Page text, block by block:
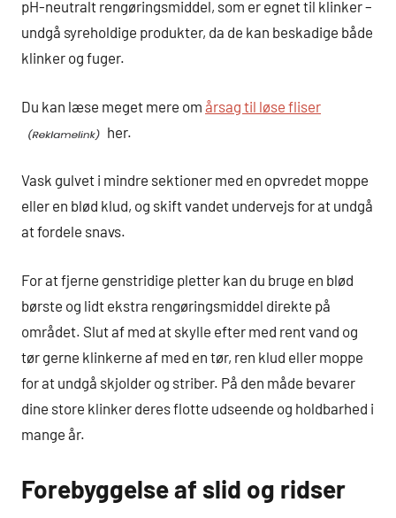
pH-neutralt rengøringsmiddel, som er egnet til klinker –
undgå syreholdige produkter, da de kan beskadige både
klinker og fuger.
Du kan læse meget mere om årsag til løse fliser
her.
Vask gulvet i mindre sektioner med en opvredet moppe
eller en blød klud, og skift vandet undervejs for at undgå
at fordele snavs.
For at fjerne genstridige pletter kan du bruge en blød
børste og lidt ekstra rengøringsmiddel direkte på
området. Slut af med at skylle efter med rent vand og
tør gerne klinkerne af med en tør, ren klud eller moppe
for at undgå skjolder og striber. På den måde bevarer
dine store klinker deres flotte udseende og holdbarhed i
mange år.
Forebyggelse af slid og ridser